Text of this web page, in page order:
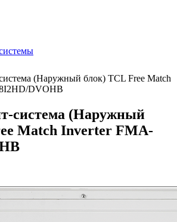
(Наружный блок) TCL Free Match
DVOHB
система (Наружный
Match Inverter FMA-